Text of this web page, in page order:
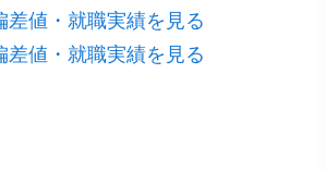
差値・就職実績を見る
差値・就職実績を見る